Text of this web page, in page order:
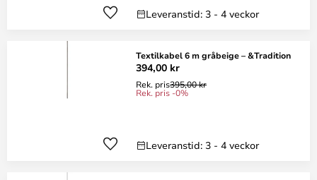
Leveranstid: 3 - 4 veckor
Textilkabel 6 m gråbeige – &Tradition
394,00 kr
Rek. pris395,00 kr
Rek. pris -0%
Leveranstid: 3 - 4 veckor